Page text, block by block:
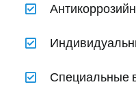
Специальные